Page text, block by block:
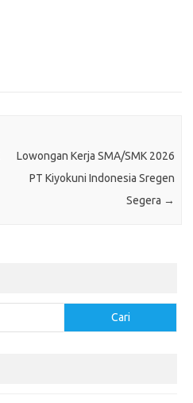
Lowongan Kerja SMA/SMK 2026
PT Kiyokuni Indonesia Sregen
Segera →
Cari